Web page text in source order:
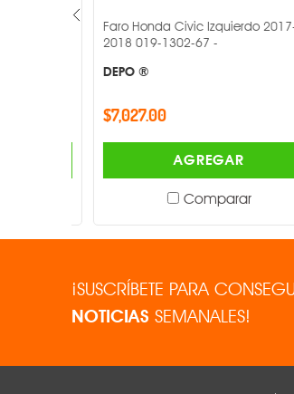
Faro Honda Civic Izquierdo 2017-
2018 019-1302-67 -
DEPO ®
$7,027.00
AGREGAR
Comparar
¡SUSCRÍBETE PARA
NOTICIAS SEMANALES!